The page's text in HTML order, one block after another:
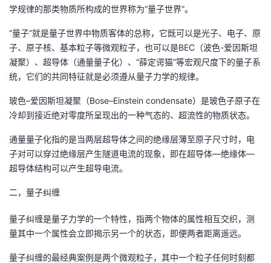
的
博
客
我
的
论
坛
我
的
圈
我
的
播
我
活
动
的
关
注
我
的
开
发
我
的
我
学规律的那类物质所构成的世界称为“量子世界”。
“量子”就是量子世界中物质客体的总称，它既可以是光子、电子、原
子、原子核、基本粒子等微观粒子，也可以是BEC（波色-爱因斯坦
凝聚）、超导体（通量量子化）、“薛定谔猫”等宏观尺度下的量子系
统，它们的共同特征就是必须遵从量子力学的规律。
玻色–爱因斯坦凝聚（Bose–Einstein condensate）是玻色子原子在
冷却到接近绝对零度所呈现出的一种气态的、超流性的物质状态。
通量量子化指的是当两层超导体之间的绝缘层薄至原子尺寸时，电
子对可以穿过绝缘层产生隧道电流的现象，即在超导体—绝缘体—
超导体结构可以产生超导电流。
二，量子纠缠
量子纠缠是量子力学的一个特性，指两个物体的属性相互交织，测
量其中一个属性会立即揭示另一个的状态，即便两者距离遥远。
量子纠缠的最经典案例是两个微观粒子，其中一个粒子任何时刻都